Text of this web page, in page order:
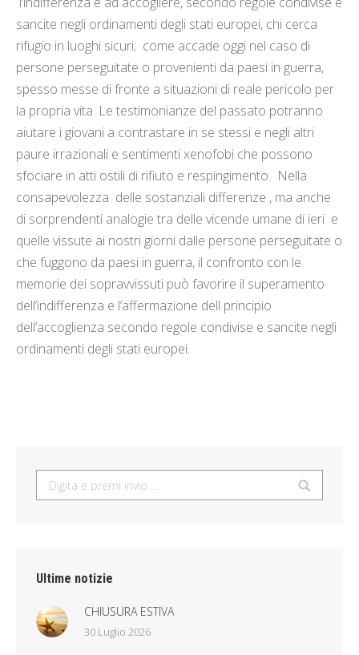
sancite negli ordinamenti degli stati europei, chi cerca
rifugio in luoghi sicuri; come accade oggi nel caso di
persone perseguitate o provenienti da paesi in guerra,
spesso messe di fronte a situazioni di reale pericolo per
la propria vita. Le testimonianze del passato potranno
aiutare i giovani a contrastare in se stessi e negli altri
paure irrazionali e sentimenti xenofobi che possono
sfociare in atti ostili di rifiuto e respingimento. Nella
consapevolezza delle sostanziali differenze , ma anche
di sorprendenti analogie tra delle vicende umane di ieri e
quelle vissute ai nostri giorni dalle persone perseguitate o
che fuggono da paesi in guerra, il confronto con le
memorie dei sopravvissuti può favorire il superamento
dell’indifferenza e l’affermazione dell principio
dell’accoglienza secondo regole condivise e sancite negli
ordinamenti degli stati europei.
Search:
Ultime notizie
CHIUSURA ESTIVA
30 Luglio 2026